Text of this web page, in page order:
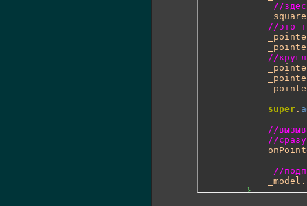
//
//это
//
super .
//
//
//
			_model.
}